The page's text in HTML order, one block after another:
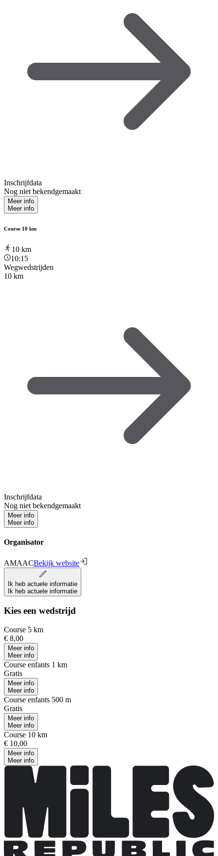
Inschrijfdata
Nog niet bekendgemaakt
Meer info
Meer info
Course 10 km
10 km
10:15
Wegwedstrijden
10 km
Inschrijfdata
Nog niet bekendgemaakt
Meer info
Meer info
Organisator
AMAACBekijk website
Ik heb actuele informatie
Ik heb actuele informatie
Kies een wedstrijd
Course 5 km
€ 8,00
Meer info
Meer info
Course enfants 1 km
Gratis
Meer info
Meer info
Course enfants 500 m
Gratis
Meer info
Meer info
Course 10 km
€ 10,00
Meer info
Meer info